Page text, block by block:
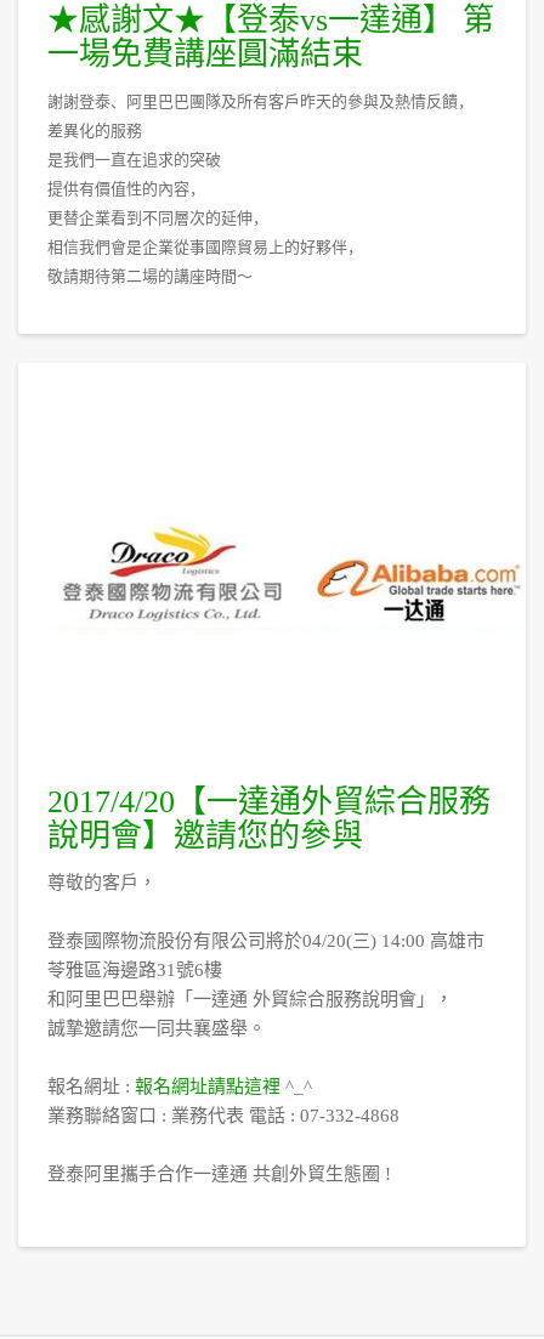
★感謝文★【登泰vs一達通】 第
一場免費講座圓滿結束
謝謝登泰、阿里巴巴團隊及所有客戶昨天的參與及熱情反饋，
差異化的服務
是我們一直在追求的突破
提供有價值性的內容，
更替企業看到不同層次的延伸，
相信我們會是企業從事國際貿易上的好夥伴，
敬請期待第二場的講座時間～
2017/4/20【一達通外貿綜合服務
說明會】邀請您的參與
尊敬的客戶，
登泰國際物流股份有限公司將於04/20(三) 14:00 高雄市
苓雅區海邊路31號6樓
和阿里巴巴舉辦「一達通 外貿綜合服務說明會」，
誠摯邀請您一同共襄盛舉。
報名網址 : 報名網址請點這裡 ^_^
業務聯絡窗口 : 業務代表 電話 : 07-332-4868
登泰阿里攜手合作一達通 共創外貿生態圈 !